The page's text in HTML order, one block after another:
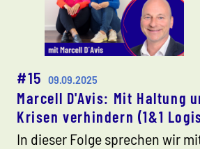
#15 09.09.2025
Marcell D'Avis: Mit Haltung
Krisen verhindern (1&1
In dieser Folge sprechen wir